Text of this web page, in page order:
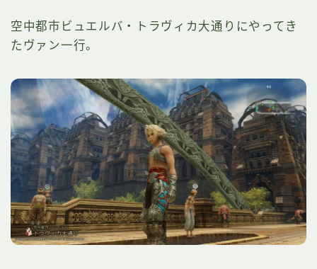
空中都市ビュエルバ・トラヴィカ大通りにやってき
たヴァン一行。